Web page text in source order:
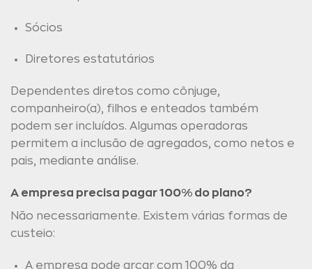
Sócios
Diretores estatutários
Dependentes diretos como cônjuge,
companheiro(a), filhos e enteados também
podem ser incluídos. Algumas operadoras
permitem a inclusão de agregados, como netos e
pais, mediante análise.
A empresa precisa pagar 100% do plano?
Não necessariamente. Existem várias formas de
custeio:
A empresa pode arcar com 100% da